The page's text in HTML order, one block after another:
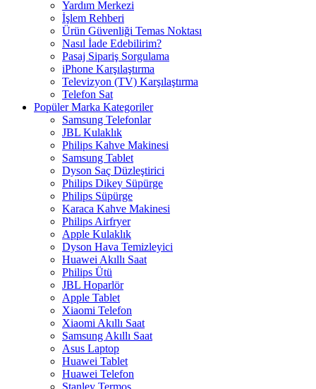
Yardım Merkezi
İşlem Rehberi
Ürün Güvenliği Temas Noktası
Nasıl İade Edebilirim?
Pasaj Sipariş Sorgulama
iPhone Karşılaştırma
Televizyon (TV) Karşılaştırma
Telefon Sat
Popüler Marka Kategoriler
Samsung Telefonlar
JBL Kulaklık
Philips Kahve Makinesi
Samsung Tablet
Dyson Saç Düzleştirici
Philips Dikey Süpürge
Philips Süpürge
Karaca Kahve Makinesi
Philips Airfryer
Apple Kulaklık
Dyson Hava Temizleyici
Huawei Akıllı Saat
Philips Ütü
JBL Hoparlör
Apple Tablet
Xiaomi Telefon
Xiaomi Akıllı Saat
Samsung Akıllı Saat
Asus Laptop
Huawei Tablet
Huawei Telefon
Stanley Termos